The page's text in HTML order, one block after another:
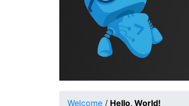
Welcome / Hello, World!